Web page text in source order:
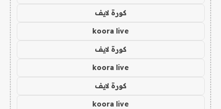
كورة لايف
koora live
كورة لايف
koora live
كورة لايف
koora live